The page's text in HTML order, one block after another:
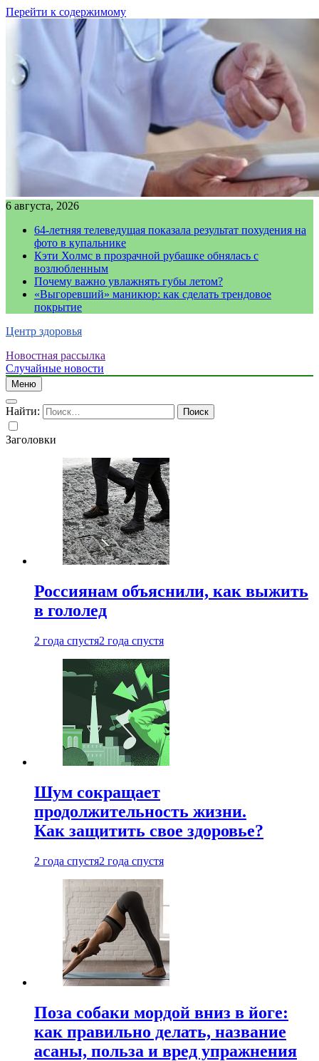
Перейти к содержимому
6 августа, 2026
64-летняя телеведущая показала результат похудения на
фото в купальнике
Кэти Холмс в прозрачной рубашке обнялась с
возлюбленным
Почему важно увлажнять губы летом?
«Выгоревший» маникюр: как сделать трендовое
покрытие
Центр здоровья
Новостная рассылка
Случайные новости
Меню
Найти:
Заголовки
Россиянам объяснили, как выжить
в гололед
2 года спустя2 года спустя
Шум сокращает
продолжительность жизни.
Как защитить свое здоровье?
2 года спустя2 года спустя
Поза собаки мордой вниз в йоге:
как правильно делать, название
асаны, польза и вред упражнения